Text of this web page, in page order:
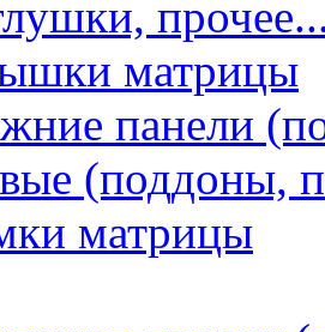
матрицы
панели
(поддоны,
матрицы